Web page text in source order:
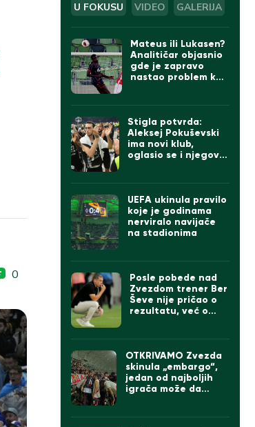
0
U FOKUSU VIDEO GALERIJA
Mateus ili Lukasen?
Analitičar objasnio
gde je zapravo
nastao problem kod
Stigla potvrda:
Aleksej Pokuševski
ima novi klub,
oglasio se i njegov
UEFA ukinula pravilo
koje je godinama
nerviralo navijače
na stadionima
Posle pobede nad
Zvezdom trener Ber
Ševe nije pričao o
rezultatu, već o
OTKRIVAMO Zvezda
skinula „embargo“,
jedan od najboljih
igrača može da